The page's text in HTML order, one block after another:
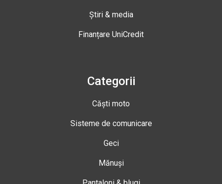
Știri & media
Finanțare UniCredit
Categorii
Căști moto
Sisteme de comunicare
Geci
Mănuși